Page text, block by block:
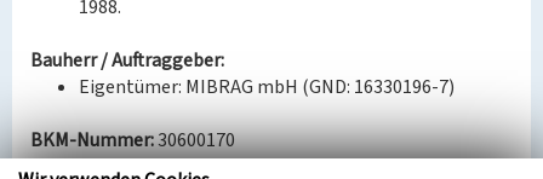
1988.
Bauherr / Auftraggeber:
Eigentümer: MIBRAG mbH (GND: 16330196-7)
BKM-Nummer:30600170